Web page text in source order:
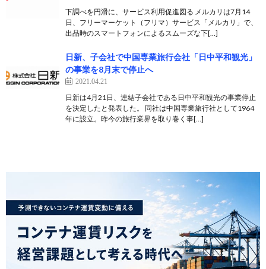
下調べを円滑に、サービス利用促進図る メルカリは7月14
日、フリーマーケット（フリマ）サービス「メルカリ」で、
出品時のスマートフォンによるスムーズな下[…]
日新、子会社で中国専業旅行会社「日中平和観光」
の事業を8月末で停止へ
2021.04.21
日新は4月21日、連結子会社である日中平和観光の事業停止
を決定したと発表した。 同社は中国専業旅行社として1964
年に設立。昨今の旅行業界を取り巻く事[…]